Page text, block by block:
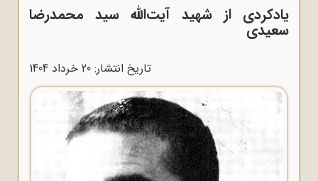
یادکردی از شهید آیت‌الله سید محمدرضا
سعیدی
تاریخ انتشار: 20 خرداد 1404